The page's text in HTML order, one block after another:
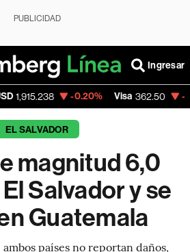
PUBLICIDAD
Ingresar
-0.20% Visa 362.50 -2.15%
EL SALVADOR
magnitud 6,0
Salvador y se
Guatemala
países no reportan daños,